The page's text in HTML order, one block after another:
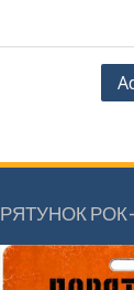
РЯТУНОК